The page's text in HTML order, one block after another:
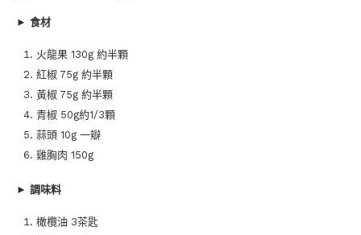
► 食材
火龍果 130g 約半顆
紅椒 75g 約半顆
黃椒 75g 約半顆
青椒 50g約1/3顆
蒜頭 10g 一瓣
雞胸肉 150g
► 調味料
橄欖油 3茶匙